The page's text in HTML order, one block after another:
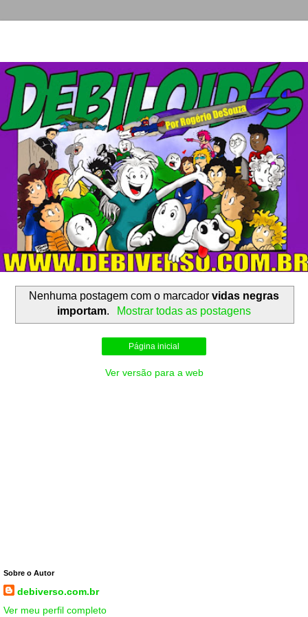
Nenhuma postagem com o marcador vidas negras
importam. Mostrar todas as postagens
Página inicial
Ver versão para a web
Sobre o Autor
debiverso.com.br
Ver meu perfil completo